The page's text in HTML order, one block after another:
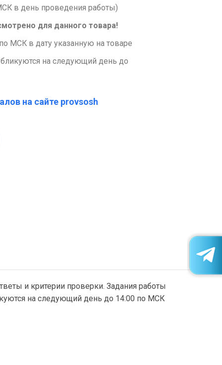
в день проведения работы)
для данного товара!
МСК в дату указанную на товаре
на следующий день до
на сайте provsosh
и критерии проверки. Задания работы
на следующий день до 14:00 по МСК